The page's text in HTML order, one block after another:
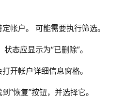
帐户。 可能需要执行筛选。
态应显示为“已删除”。
开帐户详细信息窗格。
“恢复”按钮，并选择它。